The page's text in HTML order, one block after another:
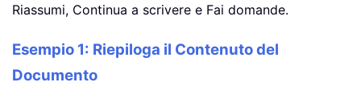
Riassumi, Continua a scrivere e Fai domande.
Esempio 1: Riepiloga il Contenuto del
Documento